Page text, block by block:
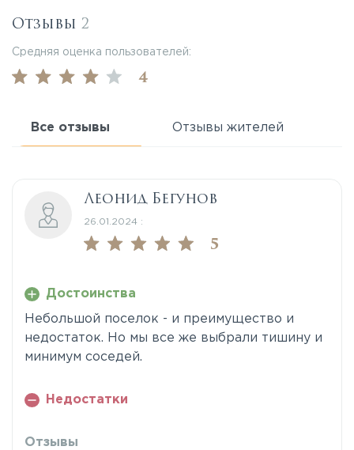
Отзывы 2
Средняя оценка пользователей:
4
Все отзывы Отзывы жителей
Леонид Бегунов
26.01.2024 :
5
Достоинства
Небольшой поселок - и преимущество и
недостаток. Но мы все же выбрали тишину и
минимум соседей.
Недостатки
Отзывы